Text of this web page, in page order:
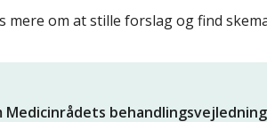
mere om at stille forslag og find
Medicinrådets